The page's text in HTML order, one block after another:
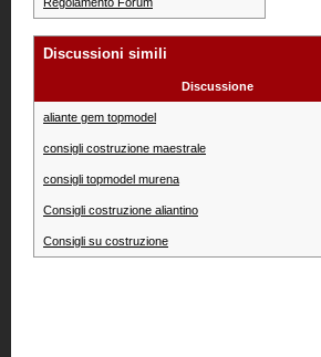
Discussioni simili
Discussione
aliante gem topmodel
consigli costruzione maestrale
consigli topmodel murena
Consigli costruzione aliantino
Consigli su costruzione